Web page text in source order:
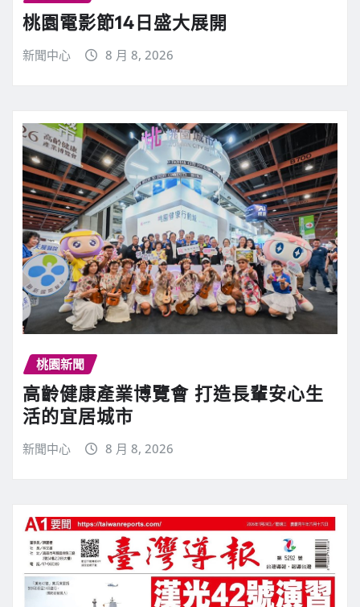
桃園電影節14日盛大展開
新聞中心 8 月 8, 2026
桃園新聞
高齡健康產業博覽會 打造長輩安心生
活的宜居城市
新聞中心 8 月 8, 2026